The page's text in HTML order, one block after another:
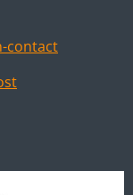
contact